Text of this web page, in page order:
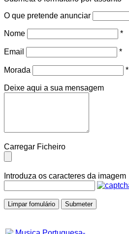
O que pretende anunciar
Nome *
Email *
Morada *
Deixe aqui a sua mensagem
Carregar Ficheiro
Introduza os caracteres da imagem
Limpar fomulário Submeter